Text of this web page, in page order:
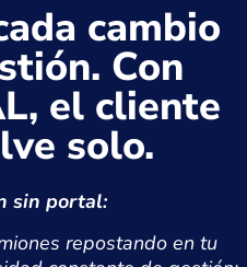
cambio
Con
el cliente
solo.
sin portal:
repostando en tu